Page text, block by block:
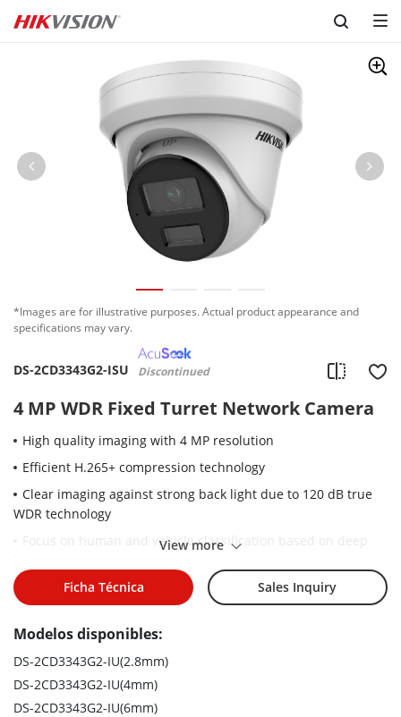
Skip to content
*Images are for illustrative purposes. Actual product appearance and
specifications may vary.
DS-2CD3343G2-ISU Discontinued
4 MP WDR Fixed Turret Network Camera
High quality imaging with 4 MP resolution
Efficient H.265+ compression technology
Clear imaging against strong back light due to 120 dB true
WDR technology
Focus on human and vehicle classification based on deep
Built-in microphone for real-time audio security
View more
Ficha Técnica Sales Inquiry
Modelos disponibles:
DS-2CD3343G2-IU(2.8mm)
DS-2CD3343G2-IU(4mm)
DS-2CD3343G2-IU(6mm)